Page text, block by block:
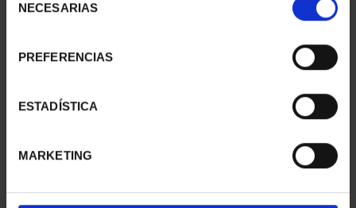
NECESARIAS
PREFERENCIAS
ESTADÍSTICA
MARKETING
1 Productos encontrados